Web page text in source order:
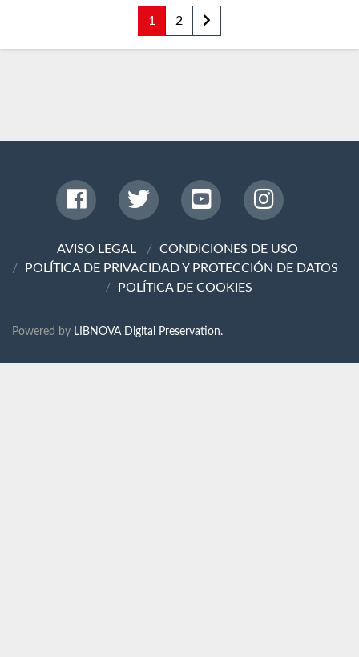
1 2
AVISO LEGAL
CONDICIONES DE USO
POLÍTICA DE PRIVACIDAD Y PROTECCIÓN DE DATOS
POLÍTICA DE COOKIES
Powered by LIBNOVA Digital Preservation.